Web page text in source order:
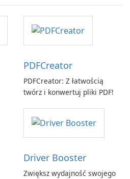
PDFCreator
PDFCreator: Z łatwością
twórz i konwertuj pliki PDF!
Driver Booster
Zwiększ wydajność swojego